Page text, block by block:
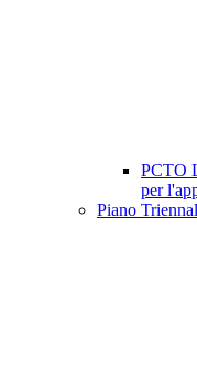
PCTO
per
Piano